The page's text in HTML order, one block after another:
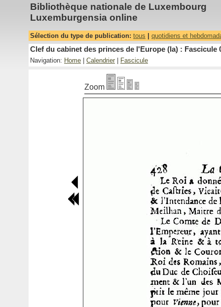
Bibliothèque nationale de Luxembourg
Luxemburgensia online
Sélection du type de publication: tous quotidiens et
Clef du cabinet des princes de l'Europe (la) : Fascicule
Navigation: Home Calendrier Fascicule
Zoom